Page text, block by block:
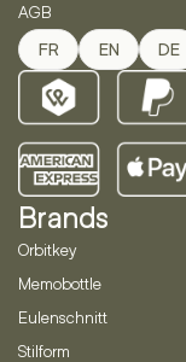
AGB
FR EN DE
Brands
Orbitkey
Memobottle
Eulenschnitt
Stilform